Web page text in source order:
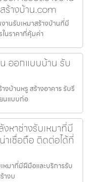
ร้างบ้าน.com
านรับเหมาสร้างบ้านที่มี
นราคาที่คุ้มค่า
ออกแบบบ้าน รับ
งบ้านหรู สร้างอาคาร รับรี
นแบบก่อ
หาช่างรับเหมาที่มี
เชื่อถือ ติดต่อได้ที่
หมาที่มีฝีมือและบริการรับ
างบ